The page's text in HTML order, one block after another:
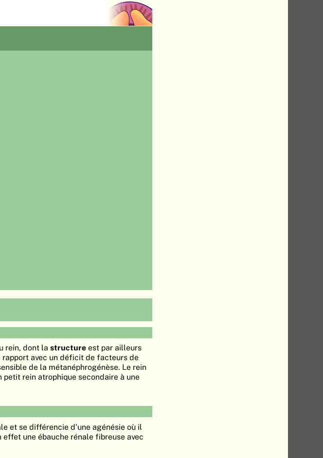
rein, dont la structure est par ailleurs
avec un déficit de facteurs de
de la métanéphrogénèse. Le rein
rein atrophique secondaire à une
et se différencie d'une agénésie où il
effet une ébauche rénale fibreuse avec